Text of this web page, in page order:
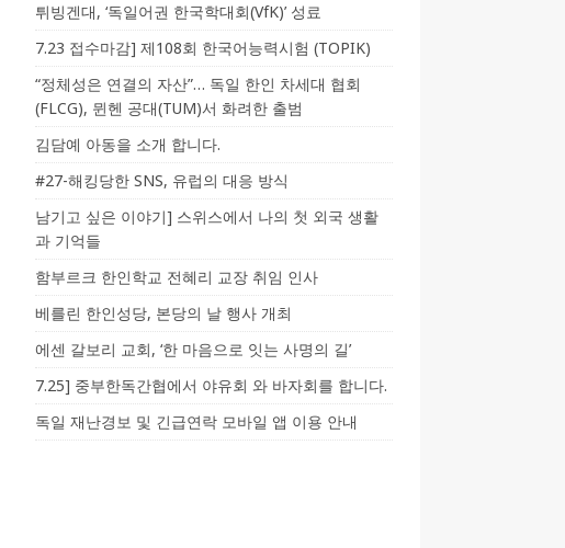
튀빙겐대, ‘독일어권 한국학대회(VfK)’ 성료
7.23 접수마감] 제108회 한국어능력시험 (TOPIK)
“정체성은 연결의 자산”… 독일 한인 차세대 협회
(FLCG), 뮌헨 공대(TUM)서 화려한 출범
김담예 아동을 소개 합니다.
#27-해킹당한 SNS, 유럽의 대응 방식
남기고 싶은 이야기] 스위스에서 나의 첫 외국 생활
과 기억들
함부르크 한인학교 전혜리 교장 취임 인사
베를린 한인성당, 본당의 날 행사 개최
에센 갈보리 교회, ‘한 마음으로 잇는 사명의 길’
7.25] 중부한독간협에서 야유회 와 바자회를 합니다.
독일 재난경보 및 긴급연락 모바일 앱 이용 안내